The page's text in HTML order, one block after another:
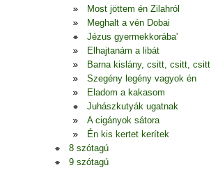
Most jöttem én Zilahról
Meghalt a vén Dobai
Jézus gyermekkorába'
Elhajtanám a libát
Barna kislány, csitt, csitt, csitt
Szegény legény vagyok én
Eladom a kakasom
Juhászkutyák ugatnak
A cigányok sátora
Én kis kertet kerítek
8 szótagú
9 szótagú